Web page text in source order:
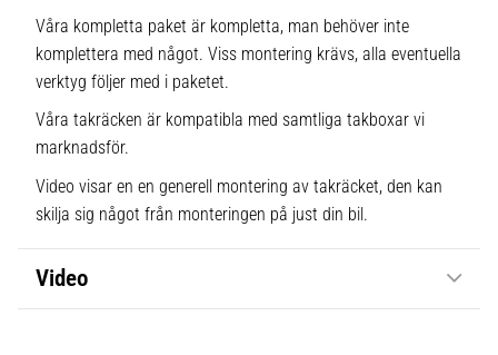
Våra kompletta paket är kompletta, man behöver inte
komplettera med något. Viss montering krävs, alla eventuella
verktyg följer med i paketet.
Våra takräcken är kompatibla med samtliga takboxar vi
marknadsför.
Video visar en en generell montering av takräcket, den kan
skilja sig något från monteringen på just din bil.
Video